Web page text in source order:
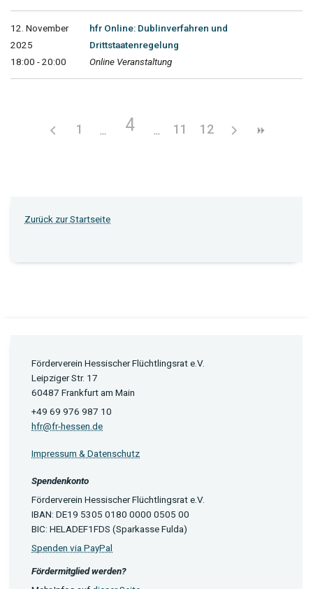
12. November
2025
18:00 - 20:00
hfr Online: Dublinverfahren und
Drittstaatenregelung
Online Veranstaltung
1 4 11 12
Zurück zur Startseite
Förderverein Hessischer Flüchtlingsrat e.V.
Leipziger Str. 17
60487 Frankfurt am Main
+49 69 976 987 10
hfr@fr-hessen.de
Impressum & Datenschutz
Spendenkonto
Förderverein Hessischer Flüchtlingsrat e.V.
IBAN: DE19 5305 0180 0000 0505 00
BIC: HELADEF1FDS (Sparkasse Fulda)
Spenden via PayPal
Fördermitglied werden?